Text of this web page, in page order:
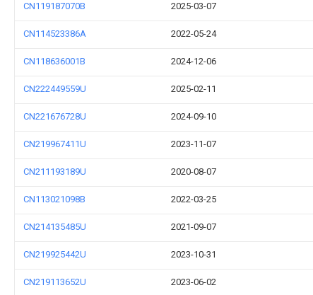
CN119187070B 2025-03-07
CN114523386A 2022-05-24
CN118636001B 2024-12-06
CN222449559U 2025-02-11
CN221676728U 2024-09-10
CN219967411U 2023-11-07
CN211193189U 2020-08-07
CN113021098B 2022-03-25
CN214135485U 2021-09-07
CN219925442U 2023-10-31
CN219113652U 2023-06-02